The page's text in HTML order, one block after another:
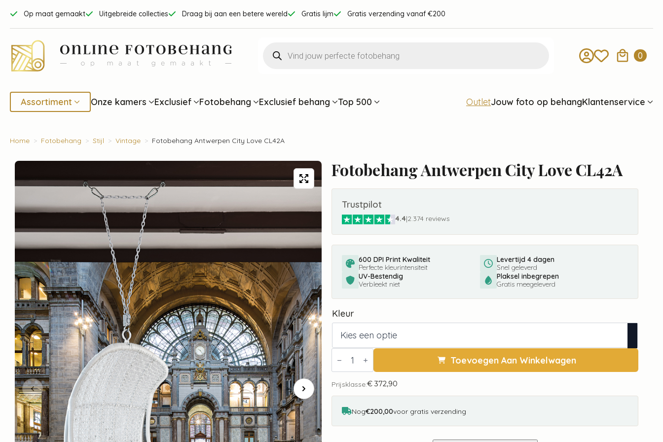
Op maat gemaakt Uitgebreide collecties Draag bij aan een betere wereld Gratis lijm Gratis verzending vanaf €200
zoeken
0
Assortiment Onze kamers Exclusief Fotobehang Exclusief behang Top 500 OutletJouw foto op behangKlantenservice
Home Fotobehang Stijl Vintage Fotobehang Antwerpen City Love CL42A
Fotobehang Antwerpen City Love CL42A
Trustpilot
4.4|2.374 reviews
600 DPI Print Kwaliteit
Perfecte kleurintensiteit
UV-Bestendig
Verbleekt niet
Levertijd 4 dagen
Snel geleverd
Plaksel inbegrepen
Gratis meegeleverd
Kleur
Fotobehang
Antwerpen
City
CL42A
aantal
Toevoegen Aan Winkelwagen
Prijsklasse:€372,90
Nog€200,00voor gratis verzending